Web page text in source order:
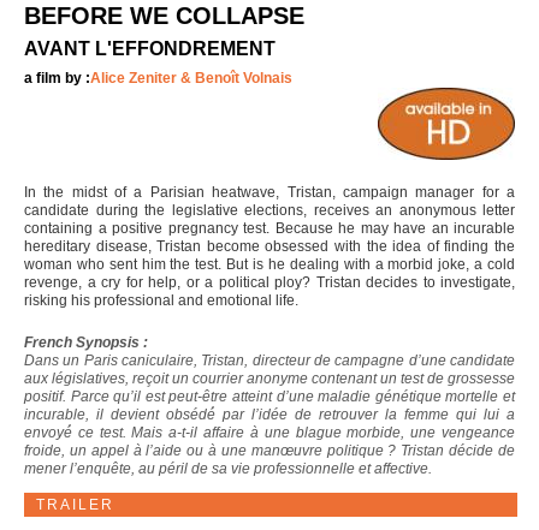
BEFORE WE COLLAPSE
AVANT L'EFFONDREMENT
a film by :Alice Zeniter & Benoît Volnais
In the midst of a Parisian heatwave, Tristan, campaign manager for a
candidate during the legislative elections, receives an anonymous letter
containing a positive pregnancy test. Because he may have an incurable
hereditary disease, Tristan become obsessed with the idea of finding the
woman who sent him the test. But is he dealing with a morbid joke, a cold
revenge, a cry for help, or a political ploy? Tristan decides to investigate,
risking his professional and emotional life.
French Synopsis :
Dans un Paris caniculaire, Tristan, directeur de campagne d’une candidate
aux législatives, reçoit un courrier anonyme contenant un test de grossesse
positif. Parce qu’il est peut-être atteint d’une maladie génétique mortelle et
incurable, il devient obsédé́ par l’idée de retrouver la femme qui lui a
envoyé́ ce test. Mais a-t-il affaire à une blague morbide, une vengeance
froide, un appel à l’aide ou à une manœuvre politique ? Tristan décide de
mener l’enquête, au péril de sa vie professionnelle et affective.
TRAILER